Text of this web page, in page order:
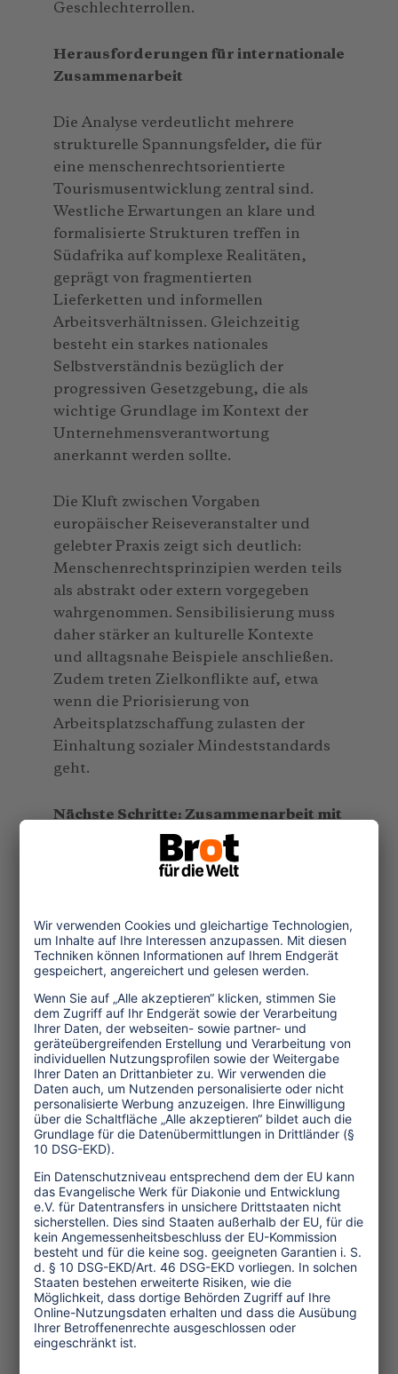
Geschlechterrollen.
Herausforderungen für internationale
Zusammenarbeit
Die Analyse verdeutlicht mehrere
strukturelle Spannungsfelder, die für
eine menschenrechtsorientierte
Tourismusentwicklung zentral sind.
Westliche Erwartungen an klare und
formalisierte Strukturen treffen in
Südafrika auf komplexe Realitäten,
geprägt von fragmentierten
Lieferketten und informellen
Arbeitsverhältnissen. Gleichzeitig
besteht ein starkes nationales
Selbstverständnis bezüglich der
progressiven Gesetzgebung, die als
wichtige Grundlage im Kontext der
Unternehmensverantwortung
anerkannt werden sollte.
Die Kluft zwischen Vorgaben
europäischer Reiseveranstalter und
gelebter Praxis zeigt sich deutlich:
Menschenrechtsprinzipien werden teils
als abstrakt oder extern vorgegeben
wahrgenommen. Sensibilisierung muss
daher stärker an kulturelle Kontexte
und alltagsnahe Beispiele anschließen.
Zudem treten Zielkonflikte auf, etwa
wenn die Priorisierung von
Arbeitsplatzschaffung zulasten der
Einhaltung sozialer Mindeststandards
geht.
Nächste Schritte: Zusammenarbeit mit
Reiseveranstaltern
ableiten, an denen derRoundtable
Human Rights in Tourismgemeinsam mit
Reiseveranstaltern weiterarbeiten wird.
Vorrangig geht es darum,
arbeitsrechtliche Mindeststandards
entlang von Reiserouten zu stärken –
etwa durch realistische
Tagesprogramme, die überlange
Arbeitszeiten für Fahrer*innen,
Ranger*innen oder Guides vermeiden,
sowie durch klare Anforderungen an
sichere Arbeitsbedingungen und die
Vermeidung von Kinderbeteiligung in
touristischen Darbietungen. Hier haben
europäische Reiseanbieter ausreichend
Handlungsspielräume, diese Vorgaben
wirksam an Subunternehmen in den
Zielgebieten weiterzugeben.
Darüber hinaus sollen Veranstalter